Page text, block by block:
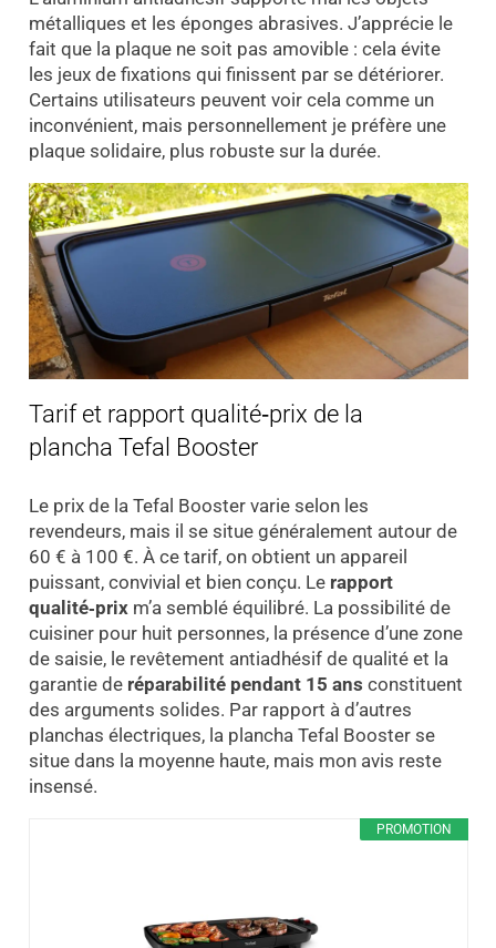
métalliques et les éponges abrasives. J’apprécie le
fait que la plaque ne soit pas amovible : cela évite
les jeux de fixations qui finissent par se détériorer.
Certains utilisateurs peuvent voir cela comme un
inconvénient, mais personnellement je préfère une
plaque solidaire, plus robuste sur la durée.
Tarif et rapport qualité‑prix de la
plancha Tefal Booster
Le prix de la Tefal Booster varie selon les
revendeurs, mais il se situe généralement autour de
60 € à 100 €. À ce tarif, on obtient un appareil
puissant, convivial et bien conçu. Le rapport
qualité‑prixm’a semblé équilibré. La possibilité de
cuisiner pour huit personnes, la présence d’une zone
de saisie, le revêtement antiadhésif de qualité et la
garantie de réparabilité pendant 15 ans constituent
des arguments solides. Par rapport à d’autres
planchas électriques, la plancha Tefal Booster se
situe dans la moyenne haute, mais mon avis reste
insensé.
PROMOTION